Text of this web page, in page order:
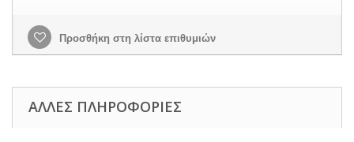
Προσθήκη στη λίστα επιθυμιών
ΆΛΛΕΣ ΠΛΗΡΟΦΟΡΊΕΣ